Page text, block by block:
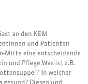
an den KEM
und Patienten
Mitte eine entscheidende
und Pflege.Was ist z.B.
In welcher
Diesen und